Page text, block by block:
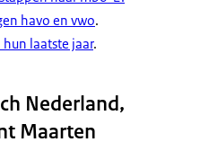
op
op
en universiteiten…
havo en vwo.
laatste jaar.
Nederland,
Maarten